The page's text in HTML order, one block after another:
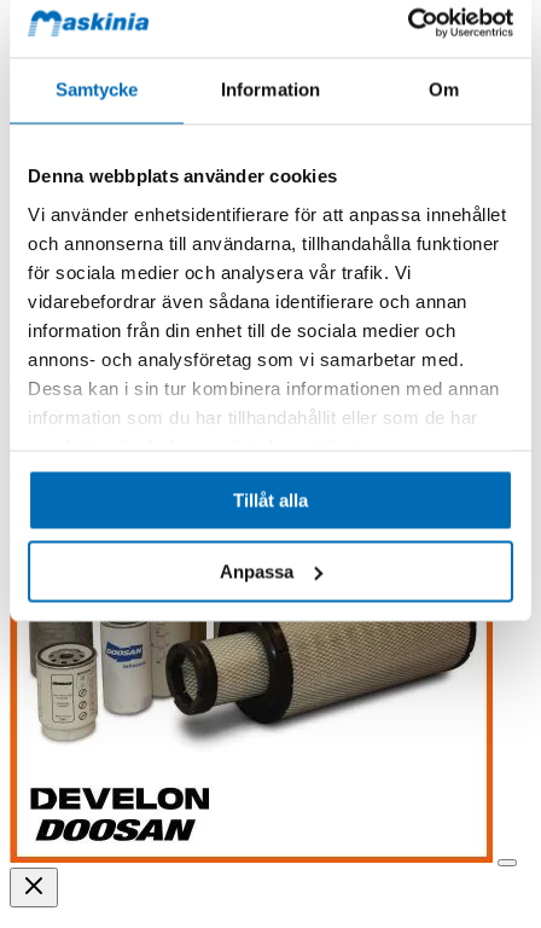
Samtycke Information Om
Denna webbplats använder cookies
Vi använder enhetsidentifierare för att anpassa innehållet
och annonserna till användarna, tillhandahålla funktioner
för sociala medier och analysera vår trafik. Vi
vidarebefordrar även sådana identifierare och annan
information från din enhet till de sociala medier och
annons- och analysföretag som vi samarbetar med.
Dessa kan i sin tur kombinera informationen med annan
information som du har tillhandahållit eller som de har
Tillåt alla
Anpassa